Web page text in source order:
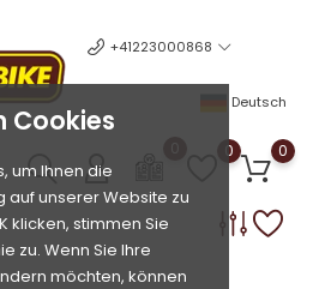
Cookies
um Ihnen die
auf unserer Website zu
klicken, stimmen Sie
zu. Wenn Sie Ihre
möchten, können
+41223000868
Deutsch
0 0